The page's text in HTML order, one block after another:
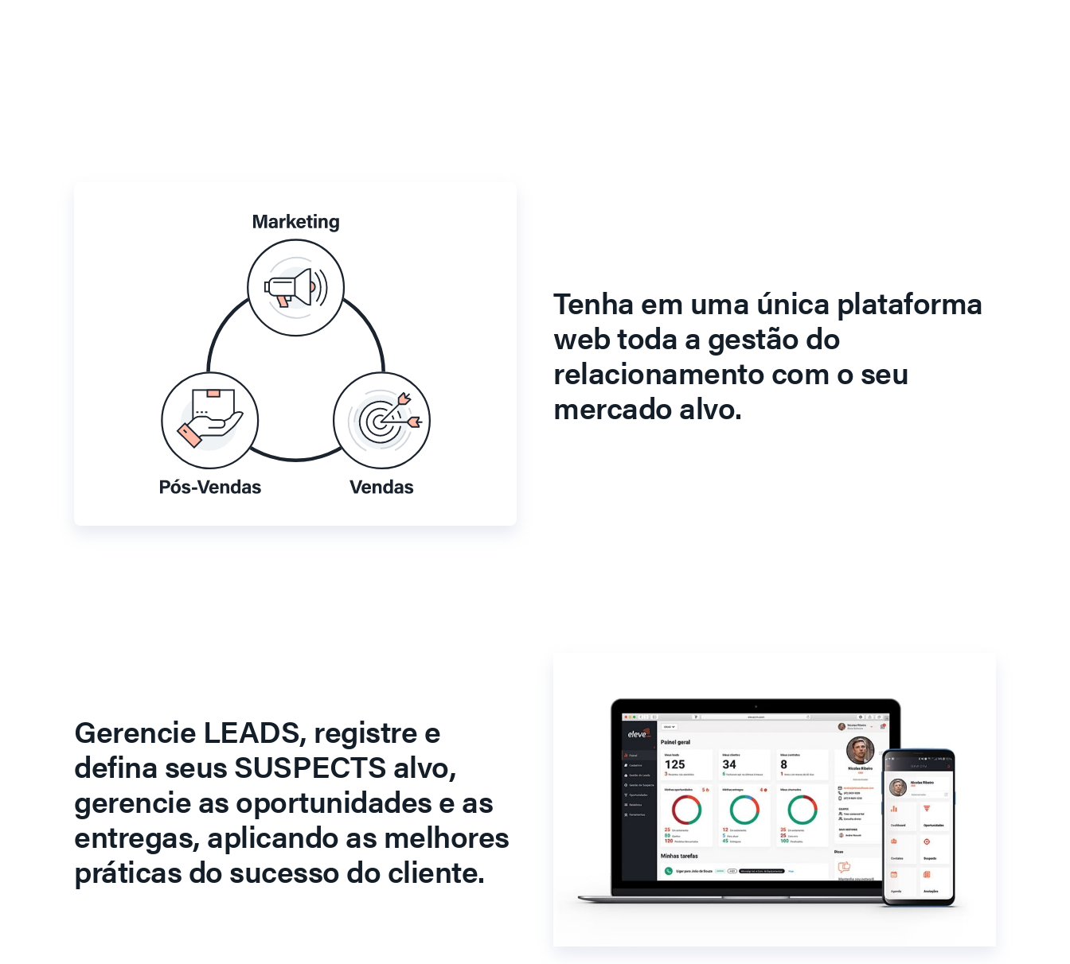
Tenha em uma única plataforma
web toda a gestão do
relacionamento com o seu
mercado alvo.
Gerencie LEADS, registre e
defina seus SUSPECTS alvo,
gerencie as oportunidades e as
entregas, aplicando as melhores
práticas do sucesso do cliente.